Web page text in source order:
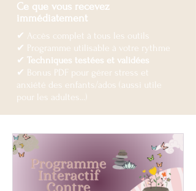
Ce que vous recevez
immédiatement
✔ Accès complet à tous les outils
✔ Programme utilisable à votre rythme
✔ Techniques testées et validées
✔ Bonus PDF pour gérer stress et
anxiété des enfants/ados (aussi utile
pour les adultes...)